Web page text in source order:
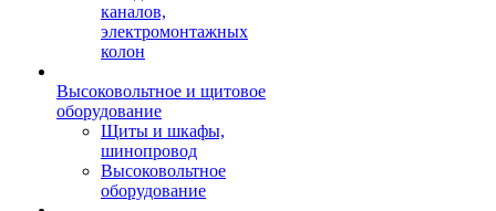
каналов,
электромонтажных
колон
Высоковольтное и щитовое
оборудование
Щиты и шкафы,
шинопровод
Высоковольтное
оборудование